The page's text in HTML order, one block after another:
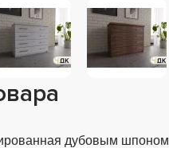
дубовым шпоном